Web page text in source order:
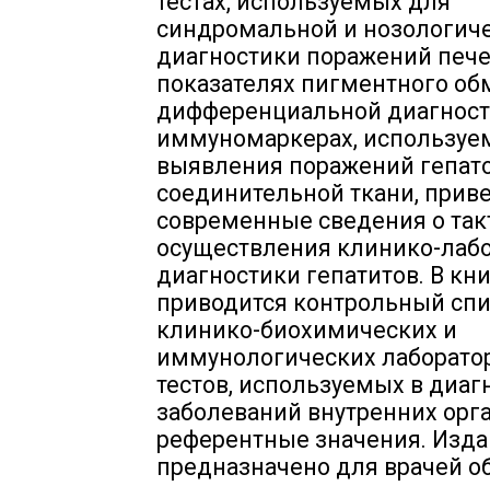
синдромальной и
диагностики поражений
показателях пигментного
дифференциальной
иммуномаркерах,
выявления поражений
соединительной ткани,
современные сведения о
осуществления клинико-
диагностики гепатитов. В
приводится контрольный
клинико-биохимических и
иммунологических
тестов, используемых в
заболеваний внутренних
референтные значения.
предназначено для врачей